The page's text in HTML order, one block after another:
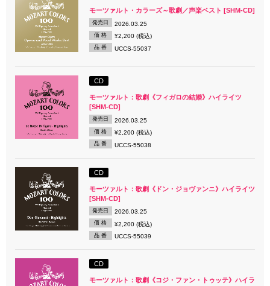
モーツァルト・カラーズ～歌劇／声楽ベスト [SHM-CD]
発売日 2026.03.25
価 格 ¥2,200 (税込)
品 番 UCCS-55037
CD
モーツァルト：歌劇《フィガロの結婚》ハイライツ
[SHM-CD]
発売日 2026.03.25
価 格 ¥2,200 (税込)
品 番 UCCS-55038
CD
モーツァルト：歌劇《ドン・ジョヴァンニ》ハイライツ
[SHM-CD]
発売日 2026.03.25
価 格 ¥2,200 (税込)
品 番 UCCS-55039
CD
モーツァルト：歌劇《コジ・ファン・トゥッテ》ハイラ